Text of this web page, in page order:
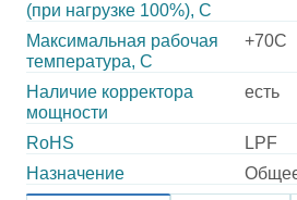
(при нагрузке 100%), C
Максимальная рабочая
температура, C
+70C
Наличие корректора
мощности
есть
RoHS
LPF
Назначение